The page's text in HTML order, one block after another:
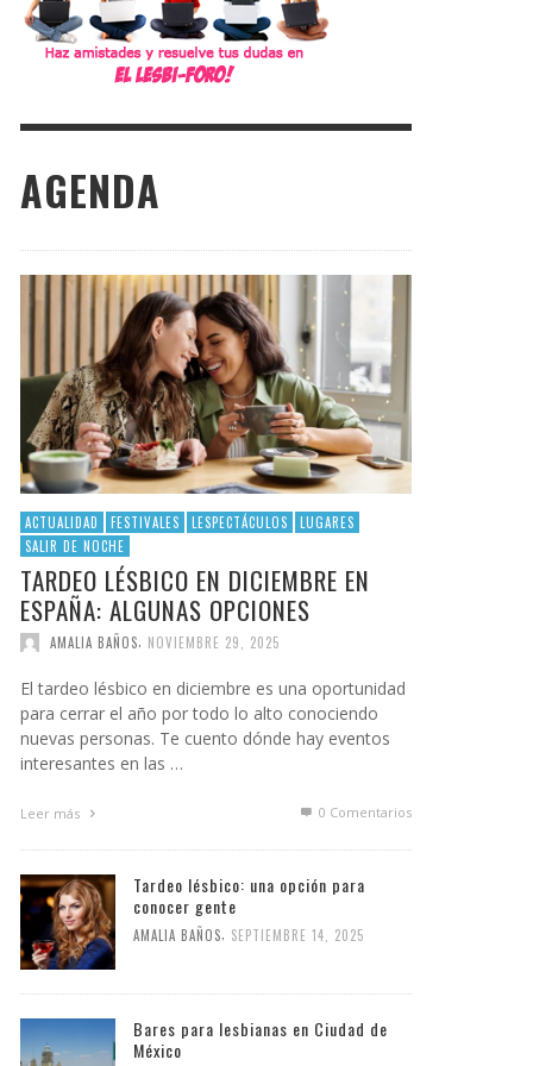
AGENDA
ACTUALIDAD FESTIVALES LESPECTÁCULOS
LUGARES
SALIR DE NOCHE
TARDEO LÉSBICO EN DICIEMBRE EN
ESPAÑA: ALGUNAS OPCIONES
AMALIA BAÑOS, NOVIEMBRE 29, 2025
El tardeo lésbico en diciembre es una oportunidad
para cerrar el año por todo lo alto conociendo
nuevas personas. Te cuento dónde hay eventos
interesantes en las …
Leer más 0 Comentarios
Tardeo lésbico: una opción para
conocer gente
AMALIA BAÑOS SEPTIEMBRE 14, 2025
Bares para lesbianas en Ciudad de
México